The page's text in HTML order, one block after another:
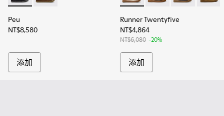
Peu
NT$8,580
添加
Runner Twentyfive
NT$4,864
NT$6,080 -20%
添加